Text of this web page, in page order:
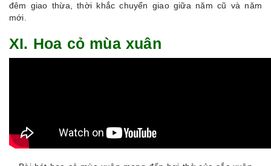
đêm giao thừa, thời khắc chuyển giao giữa năm cũ và năm
mới.
XI. Hoa cỏ mùa xuân